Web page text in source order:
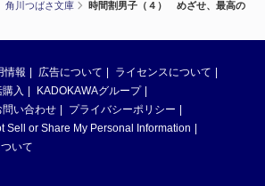
角川つばさ文庫
時間割男子（４） めざせ、最高の
情報 広告について
ライセンスについて
入
KADOKAWAグループ
問い合わせ
プライバシーポリシー
Sell or Share My Personal Information
いて